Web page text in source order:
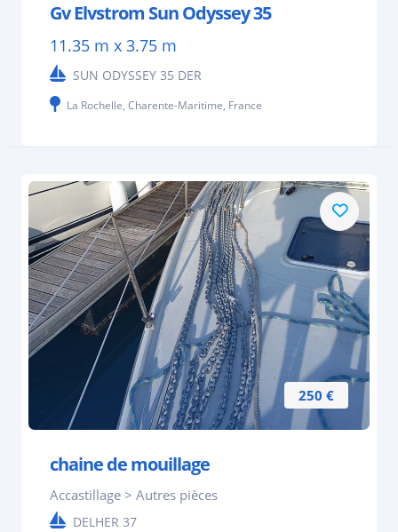
Gv Elvstrom Sun Odyssey 35
11.35 m x 3.75 m
SUN ODYSSEY 35 DER
La Rochelle, Charente-Maritime, France
250 €
chaine de mouillage
Accastillage > Autres pièces
DELHER 37